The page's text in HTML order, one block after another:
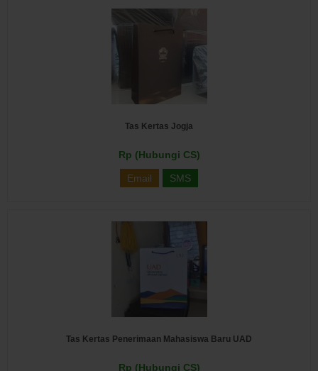
Tas Kertas Jogja
Rp (Hubungi CS)
Email SMS
Tas Kertas Penerimaan Mahasiswa Baru UAD
Rp (Hubungi CS)